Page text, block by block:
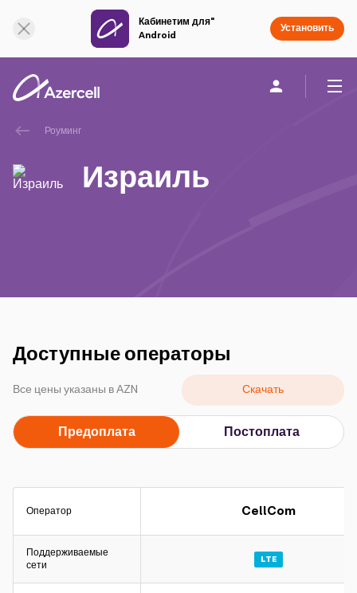
Кабинетим для"
Android
Установить
Кампании
Поддержка
Роуминг
Израиль
Доступные операторы
Все цены указаны в АZN
Предоплата Постоплата
Скачать
Оператор
Поддерживаемые
сети
CellCom
LTE
Онлайн поддержка